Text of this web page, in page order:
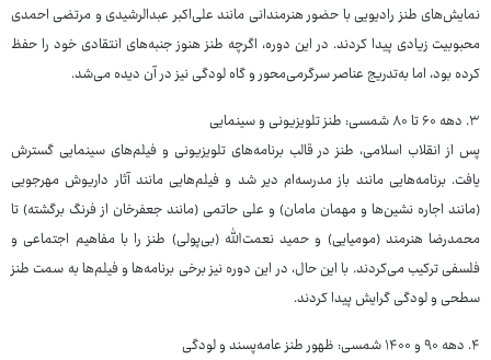
نمایش‌های طنز رادیویی با حضور هنرمندانی مانند علی‌اکبر عبدالرشیدی و مرتضی احمدی
محبوبیت زیادی پیدا کردند. در این دوره، اگرچه طنز هنوز جنبه‌های انتقادی خود را حفظ
کرده بود، اما به‌تدریج عناصر سرگرمی‌محور و گاه لودگی نیز در آن دیده می‌شد.
۳. دهه ۶۰ تا ۸۰ شمسی: طنز تلویزیونی و سینمایی
پس از انقلاب اسلامی، طنز در قالب برنامه‌های تلویزیونی و فیلم‌های سینمایی گسترش
یافت. برنامه‌هایی مانند باز مدرسه‌ام دیر شد و فیلم‌هایی مانند آثار داریوش مهرجویی
(مانند اجاره نشین‌ها و مهمان مامان) و علی حاتمی (مانند جعفرخان از فرنگ برگشته) تا
محمدرضا هنرمند (مومیایی) و حمید نعمت‌الله (بی‌پولی) طنز را با مفاهیم اجتماعی و
فلسفی ترکیب می‌کردند. با این حال، در این دوره نیز برخی برنامه‌ها و فیلم‌ها به سمت طنز
سطحی و لودگی گرایش پیدا کردند.
۴. دهه ۹۰ و ۱۴۰۰ شمسی: ظهور طنز عامه‌پسند و لودگی